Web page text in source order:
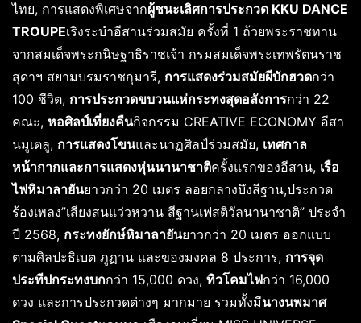
ไทย, การแสดงพิเศษจากผู้ชนะเลิศการประกวด KKU DANCE
TROUPEเริงระบำอีสานร่วมสมัย ครั้งที่ 1 ถ้วยพระราชทาน
จากสมเด็จพระกนิษฐาธิราชเจ้า กรมสมเด็จพระเทพรัตนราช
สุดาฯ สยามบรมราชกุมารี, การแสดงร่วมสมัยผีบักฮวดกว่า
100 ชีวิต, การประกวดขบวนแห่กระทงสุดอลังการกว่า 22
คณะ, หอศิลป์เที่ยงคืนกิจกรรม CREATIVE ECONOMY อีสา
นมูเตลู, การแสดงโขนและนาฏศิลป์ร่วมสมัย, เทศกาล
หน้ากากและการแสดงหุ่นนานาชาติครั้งแรกของอีสาน, เรือ
ไฟหิมาลายันยาวกว่า 20 เมตร ลอยกลางบึงสีฐาน,ประกวด
ร้องเพลง”เสียงสนแว่วหวาน สีฐานเฟสติวัลนานาชาติ” ประจำ
ปี 2568, กระทงยักษ์หิมาลายันยาวกว่า 20 เมตร ออกแบบ
ตามศิลปะธิเบต ภูฏาน และของมงคล 8 ประการ, การจุด
ประทีปกระทงบกกว่า 15,000 ดวง, ทิวโคมไฟกว่า 16,000
ดวง และการประกวดต่างๆ มากมาย รวมทั้งมีนางนพมาศ